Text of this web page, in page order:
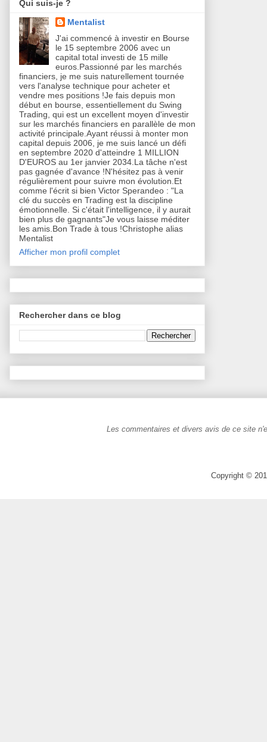
Qui suis-je ?
Mentalist
J'ai commencé à investir en Bourse
le 15 septembre 2006 avec un
capital total investi de 15 mille
euros.Passionné par les marchés
financiers, je me suis naturellement tournée
vers l'analyse technique pour acheter et
vendre mes positions !Je fais depuis mon
début en bourse, essentiellement du Swing
Trading, qui est un excellent moyen d'investir
sur les marchés financiers en parallèle de mon
activité principale.Ayant réussi à monter mon
capital depuis 2006, je me suis lancé un défi
en septembre 2020 d'atteindre 1 MILLION
D'EUROS au 1er janvier 2034.La tâche n'est
pas gagnée d'avance !N'hésitez pas à venir
régulièrement pour suivre mon évolution.Et
comme l'écrit si bien Victor Sperandeo : "La
clé du succès en Trading est la discipline
émotionnelle. Si c'était l'intelligence, il y aurait
bien plus de gagnants"Je vous laisse méditer
les amis.Bon Trade à tous !Christophe alias
Mentalist
Afficher mon profil complet
Rechercher dans ce blog
Les commentaires et divers avis de ce site
Copyright ©